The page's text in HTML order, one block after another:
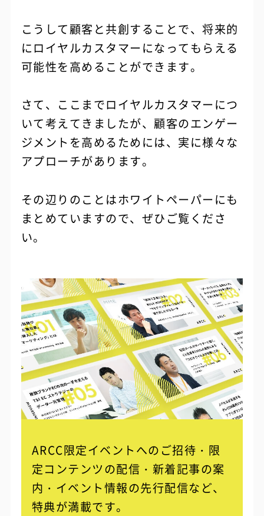
こうして顧客と共創することで、将来的
にロイヤルカスタマーになってもらえる
可能性を高めることができます。
さて、ここまでロイヤルカスタマーにつ
いて考えてきましたが、顧客のエンゲー
ジメントを高めるためには、実に様々な
アプローチがあります。
その辺りのことはホワイトペーパーにも
まとめていますので、ぜひご覧くださ
い。
ARCC限定イベントへのご招待・限
定コンテンツの配信・ 新着記事の案
内・イベント情報の先行配信など、
特典が満載です。